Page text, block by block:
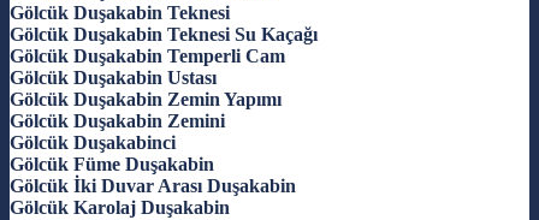
Gölcük Duşakabin Teknesi
Gölcük Duşakabin Teknesi Su Kaçağı
Gölcük Duşakabin Temperli Cam
Gölcük Duşakabin Ustası
Gölcük Duşakabin Zemin Yapımı
Gölcük Duşakabin Zemini
Gölcük Duşakabinci
Gölcük Füme Duşakabin
Gölcük İki Duvar Arası Duşakabin
Gölcük Karolaj Duşakabin